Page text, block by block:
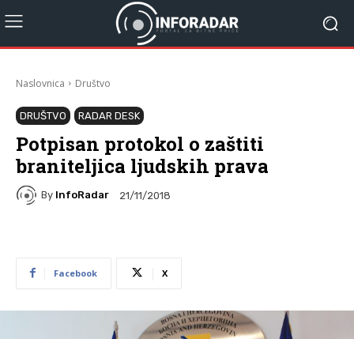
Naslovnica Društvo
DRUŠTVO RADAR DESK
Potpisan protokol o zaštiti
braniteljica ljudskih prava
By InfoRadar 21/11/2018
Facebook X